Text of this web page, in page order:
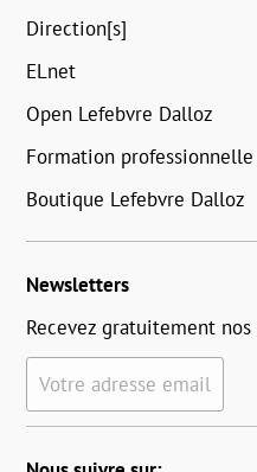
Direction[s]
ELnet
Open Lefebvre Dalloz
Formation
Boutique Lefebvre Dalloz
Newsletters
Recevez gratuitement
Votre adresse email